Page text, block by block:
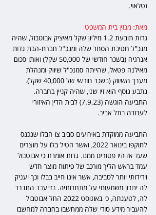
זטלאוי.
מאת: מגזין בית המשפט
גדות תובעת 1.2 מיליון שקל מאיציק אבוטבול, שהיה
מנכ"ל חטיבת הסחר שלה ומנכ"ל חברת-הבת גדות
אנרגיה (בשכר חודשי של 50,000 שקל) ואותו סכום
מאילנה פטאל, שהייתה סמנכ"ל שיווק ומנהלת
מערך השיווק (בשכר חודשי של 40,000 שקל).
נתבע נוסף הוא זיו שני, שהיה קניין בחברה.
התביעה הוגשה (7.9.23) לבית הדין האיזורי
לעבודה בתל אביב.
התביעה ממוקדת באירועים סביב צו הבלו שנכנס
לתוקפו בינואר 2022, ואשר הטיל בלו על מוצרים
שעד אז היו פטורים ממנו. גדות אומרת כי אבוטבול
עמד בראש הליך מורכב של פיתוח מוצר חדש
וידידותי יותר לסביבה, אשר אינו חייב בבלו וכך יעניק
לה יתרון משמעותי על מתחרותיה. בדיעבד התברר
לה, לטענתה, כי באוגוסט 2022 החל אבוטבול
להעביר מידע סודי שלה ממחשבו בחברה למחשבו